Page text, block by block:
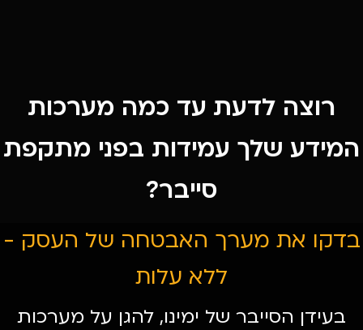
רוצה לדעת עד כמה מערכות
המידע שלך עמידות בפני מתקפת
סייבר?​
בדקו את מערך האבטחה של העסק -
ללא עלות​
בעידן הסייבר של ימינו, להגן על מערכות